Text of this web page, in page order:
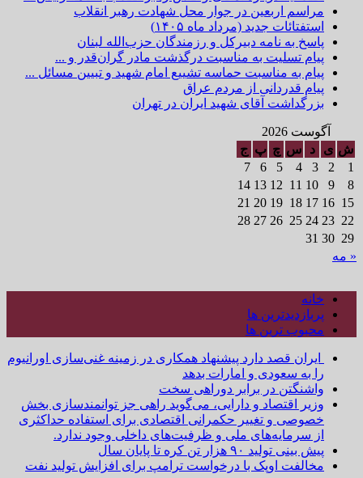
مراسم اربعین در جوار محل شهادت رهبر انقلاب
استفتائات جدید (مرداد ماه ۱۴۰۵)
پاسخ به نامه دبیرکل و رزمندگان حزب‌الله لبنان
پیام تسلیت به مناسبت درگذشت مادر گران‌قدر و ...
پیام به مناسبت حماسه تشییع امام شهید و تبیین مسائل ...
پیام قدردانی از مردم عراق
بزرگداشت آقای شهید ایران در تهران
آگوست 2026
ش ی د س چ پ ج
1
2
3
4
5
6
7
8
9
10
11
12
13
14
15
16
17
18
19
20
21
22
23
24
25
26
27
28
29
30
31
« مه
خانه
پربازدیدترین ها
محبوب ترین ها
ایران قصد دارد پیشنهاد همکاری در زمینه غنی‌سازی اورانیوم
را به سعودی و امارات بدهد
واشنگتن در برابر دوراهی سخت
وزیر اقتصاد و دارایی، می‌گوید راهی جز توانمندسازی بخش
خصوصی و تغییر حکمرانی اقتصادی برای استفاده حداکثری
از سرمایه‌های ملی و ظرفیت‌های داخلی وجود ندارد.
پیش بینی تولید ۹۰ هزار تن کره تا پایان سال
مخالفت اوپک با درخواست ترامپ برای افزایش تولید نفت